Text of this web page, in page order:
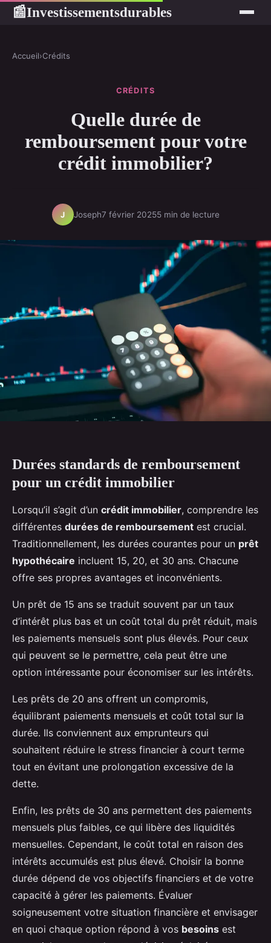
📰Investissementsdurables
Accueil›Crédits
CRÉDITS
Quelle durée de
remboursement pour votre
crédit immobilier?
J Joseph7 février 20255 min de lecture
Durées standards de remboursement
pour un crédit immobilier
Lorsqu’il s’agit d’un crédit immobilier, comprendre les
différentes durées de remboursement est crucial.
Traditionnellement, les durées courantes pour un prêt
hypothécaire incluent 15, 20, et 30 ans. Chacune
offre ses propres avantages et inconvénients.
Un prêt de 15 ans se traduit souvent par un taux
d’intérêt plus bas et un coût total du prêt réduit, mais
les paiements mensuels sont plus élevés. Pour ceux
qui peuvent se le permettre, cela peut être une
option intéressante pour économiser sur les intérêts.
Les prêts de 20 ans offrent un compromis,
équilibrant paiements mensuels et coût total sur la
durée. Ils conviennent aux emprunteurs qui
souhaitent réduire le stress financier à court terme
tout en évitant une prolongation excessive de la
dette.
Enfin, les prêts de 30 ans permettent des paiements
mensuels plus faibles, ce qui libère des liquidités
mensuelles. Cependant, le coût total en raison des
intérêts accumulés est plus élevé. Choisir la bonne
durée dépend de vos objectifs financiers et de votre
capacité à gérer les paiements. Évaluer
soigneusement votre situation financière et envisager
en quoi chaque option répond à vos besoins est